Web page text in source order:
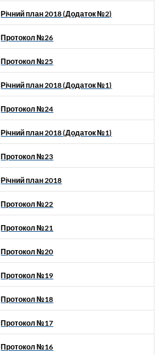
Річний план 2018 (Додаток №2)
Протокол №26
Протокол №25
Річний план 2018 (Додаток №1)
Протокол №24
Річний план 2018 (Додаток №1)
Протокол №23
Річний план 2018
Протокол №22
Протокол №21
Протокол №20
Протокол №19
Протокол №18
Протокол №17
Протокол №16